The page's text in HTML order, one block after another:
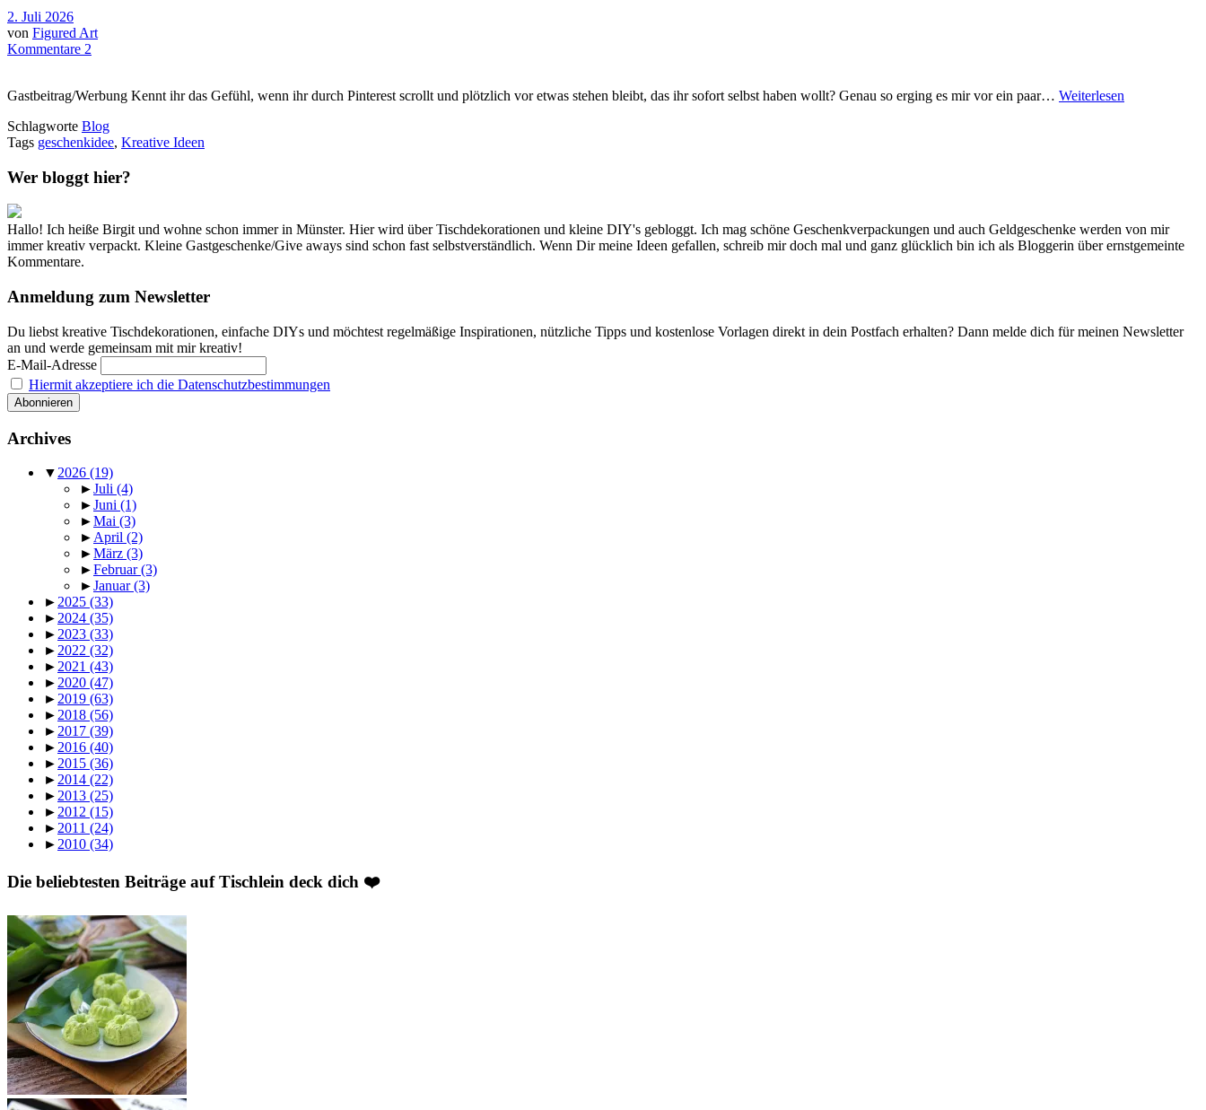
2. Juli 2026
von Figured Art
Kommentare 2
Gastbeitrag/Werbung Kennt ihr das Gefühl, wenn ihr durch Pinterest scrollt und plötzlich vor etwas stehen bleibt, das ihr sofort selbst haben wollt? Genau so erging es mir vor ein paar… Weiterlesen
Schlagworte Blog
Tags geschenkidee, Kreative Ideen
Wer bloggt hier?
Hallo! Ich heiße Birgit und wohne schon immer in Münster. Hier wird über Tischdekorationen und kleine DIY's gebloggt. Ich mag schöne Geschenkverpackungen und auch Geldgeschenke werden von mir
immer kreativ verpackt. Kleine Gastgeschenke/Give aways sind schon fast selbstverständlich. Wenn Dir meine Ideen gefallen, schreib mir doch mal und ganz glücklich bin ich als Bloggerin über ernstgemeinte
Kommentare.
Anmeldung zum Newsletter
Du liebst kreative Tischdekorationen, einfache DIYs und möchtest regelmäßige Inspirationen, nützliche Tipps und kostenlose Vorlagen direkt in dein Postfach erhalten? Dann melde dich für meinen Newsletter
an und werde gemeinsam mit mir kreativ!
E-Mail-Adresse
Hiermit akzeptiere ich die Datenschutzbestimmungen
Archives
▼ 2026 (19)
►Juli (4)
►Juni (1)
►Mai (3)
► April (2)
►März (3)
►Februar(3)
►Januar(3)
► 2025 (33)
► 2024 (35)
► 2023 (33)
► 2022 (32)
► 2021 (43)
► 2020 (47)
► 2019 (63)
► 2018 (56)
► 2017 (39)
► 2016 (40)
► 2015 (36)
► 2014 (22)
► 2013 (25)
► 2012 (15)
► 2011 (24)
► 2010 (34)
Die beliebtesten Beiträge auf Tischlein deck dich ❤️